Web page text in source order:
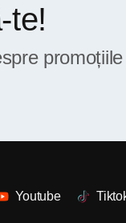
te!
Youtube